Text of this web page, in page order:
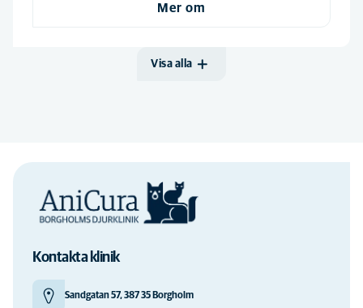
Mer om
Visa alla
Kontakta klinik
Sandgatan 57, 387 35 Borgholm